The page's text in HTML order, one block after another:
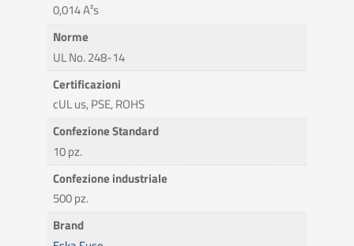
0,014 A²s
Norme
UL No. 248-14
Certificazioni
cUL us, PSE, ROHS
Confezione Standard
10 pz.
Confezione industriale
500 pz.
Brand